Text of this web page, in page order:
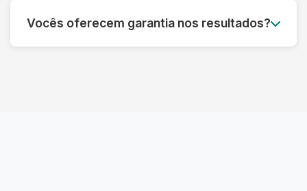
de restauração podem precisar de um tempo
adicional para garantir o melhor resultado.
Vocês oferecem garantia nos resultados?